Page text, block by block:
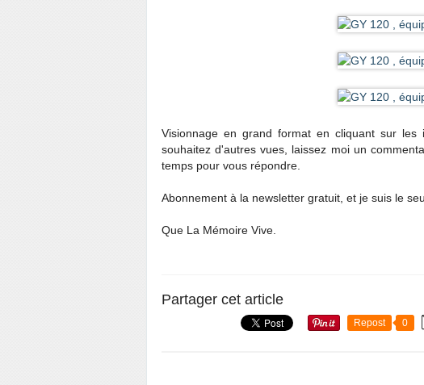
Visionnage en grand format en cliquant sur
souhaitez d'autres vues, laissez moi un
temps pour vous répondre.
Abonnement à la newsletter gratuit, et je suis le
Que La Mémoire Vive.
Partager cet article
Repost 0